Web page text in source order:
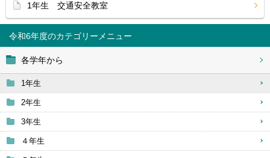
令和6年度
各学年から
1年生
2年生
3年生
４年生
1年生 交通安全教室